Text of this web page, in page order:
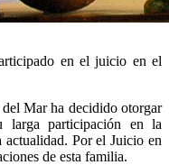
en el juicio en el
Mar ha decidido otorgar
participación en la
actualidad. Por el Juicio en
de esta familia.